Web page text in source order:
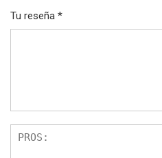
Tu reseña *